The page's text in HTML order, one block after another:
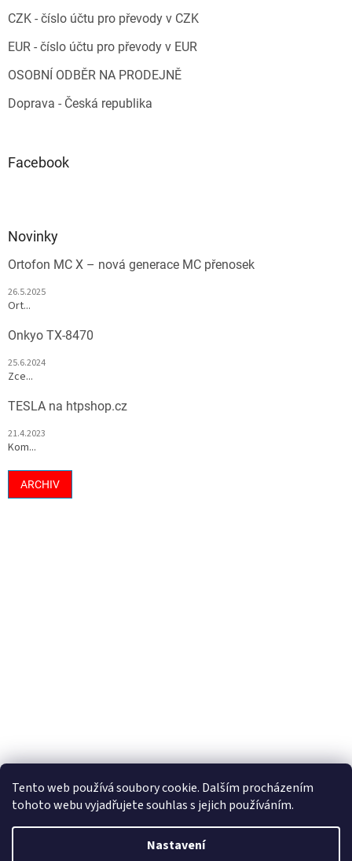
Tento web používá soubory cookie. Dalším procházením
tohoto webu vyjadřujete souhlas s jejich používáním.
Nastavení
CZK - číslo účtu pro převody v CZK
EUR - číslo účtu pro převody v EUR
OSOBNÍ ODBĚR NA PRODEJNĚ
Doprava - Česká republika
Facebook
Novinky
Ortofon MC X – nová generace MC přenosek
26.5.2025
Ort...
Onkyo TX-8470
25.6.2024
Zce...
TESLA na htpshop.cz
21.4.2023
Kom...
ARCHIV